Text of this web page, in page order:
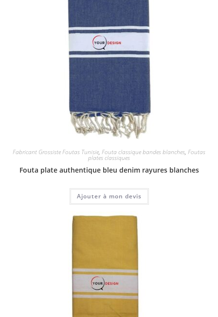
Fabricant Grossiste Foutas Tunisie, Fouta classique bandes blanches, Foutas
plates classiques
Fouta plate authentique bleu denim rayures blanches
Ajouter à mon devis